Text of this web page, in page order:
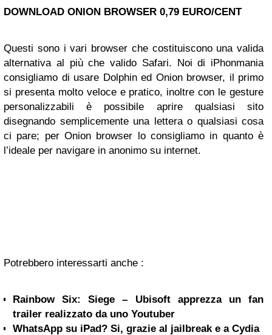
DOWNLOAD ONION BROWSER 0,79 EURO/CENT
Questi sono i vari browser che costituiscono una valida
alternativa al più che valido Safari. Noi di iPhonmania
consigliamo di usare Dolphin ed Onion browser, il primo
si presenta molto veloce e pratico, inoltre con le gesture
personalizzabili è possibile aprire qualsiasi sito
disegnando semplicemente una lettera o qualsiasi cosa
ci pare; per Onion browser lo consigliamo in quanto è
l’ideale per navigare in anonimo su internet.
Potrebbero interessarti anche :
Rainbow Six: Siege – Ubisoft apprezza un fan
trailer realizzato da uno Youtuber
WhatsApp su iPad? Si, grazie al jailbreak e a Cydia